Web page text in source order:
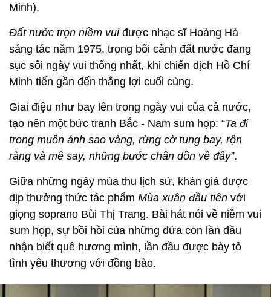
Minh).
Đất nước trọn niềm vuiđược nhạc sĩ Hoàng Hà
sáng tác năm 1975, trong bối cảnh đất nước đang
sục sôi ngày vui thống nhất, khi chiến dịch Hồ Chí
Minh tiến gần đến thắng lợi cuối cùng.
Giai điệu như bay lên trong ngày vui của cả nước,
tạo nên một bức tranh Bắc - Nam sum họp: “Ta đi
trong muôn ánh sao vàng, rừng cờ tung bay, rộn
ràng và mê say, những bước chân dồn về đây”.
Giữa những ngày mùa thu lịch sử, khán giả được
dịp thưởng thức tác phẩm Mùa xuân đầu tiên với
giọng soprano Bùi Thị Trang. Bài hát nói về niềm vui
sum họp, sự bồi hồi của những đứa con lần đầu
nhận biết quê hương mình, lần đầu được bày tỏ
tình yêu thương với đồng bào.